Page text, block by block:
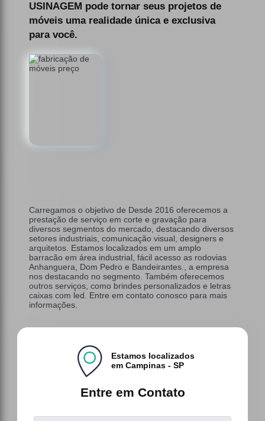
USINAGEM pode tornar seus projetos de
móveis uma realidade única e exclusiva
para você.
Carregamos o objetivo de Desde 2016 oferecemos a
prestação de serviço em corte e gravação para
diversos segmentos do mercado, destacando diversos
setores industriais, comunicação visual, designers e
arquitetos. Estamos localizados em um amplo
barracão em área industrial, fácil acesso as rodovias
Anhanguera, Dom Pedro e Bandeirantes., a empresa
nos destacando no segmento. Também oferecemos
outros serviços, como brindes personalizados e letras
caixas com led. Entre em contato conosco para mais
informações.
Entre em Contato
Estamos localizados
em Campinas - SP